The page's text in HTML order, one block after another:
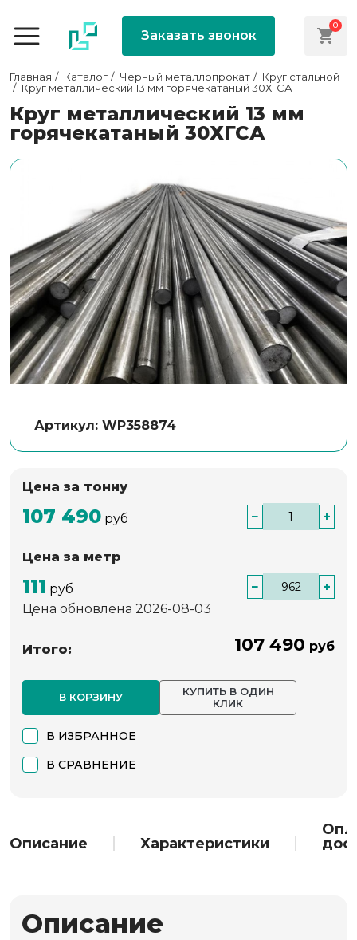
Заказать звонок
0
Главная Каталог Черный металлопрокат
Круг стальной
Круг металлический 13 мм горячекатаный 30ХГСА
Круг металлический 13 мм
горячекатаный 30ХГСА
Артикул: WP358874
Цена за тонну
107 490 руб − +
Цена за метр
111 руб −
+
Цена обновлена 2026-08-03
Итого: 107 490 руб
В КОРЗИНУ
КУПИТЬ В ОДИН
КЛИК
В ИЗБРАННОЕ
В СРАВНЕНИЕ
Описание Характеристики
Описание